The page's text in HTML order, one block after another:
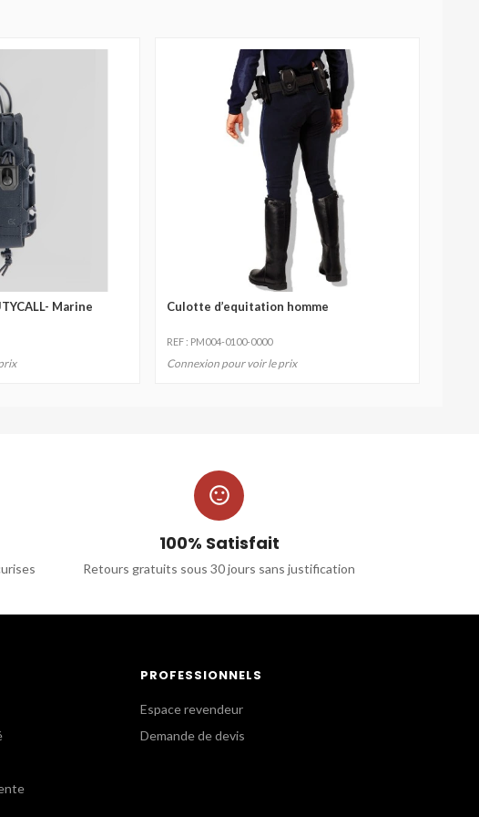
Marine Culotte d’equitation homme
REF : PM004-0100-0000
Connexion pour voir le prix

100% Satisfait
Retours gratuits sous 30 jours sans justification
PROFESSIONNELS
Espace revendeur
Demande de devis